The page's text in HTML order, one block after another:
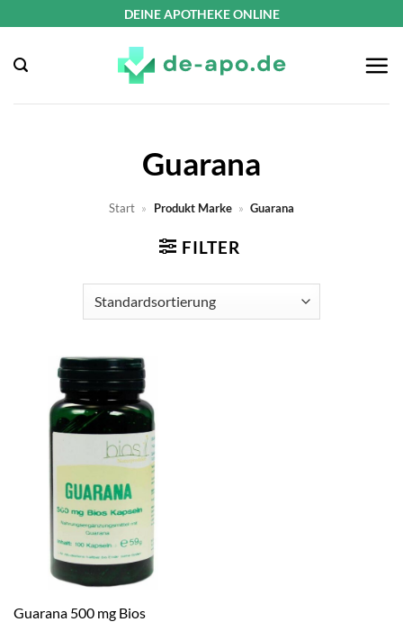
springen
DEINE APOTHEKE ONLINE
Guarana
Start » Produkt Marke » Guarana
FILTER
Guarana 500 mg Bios